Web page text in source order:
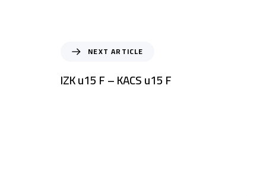
NEXT ARTICLE
IZK u15 F – KACS u15 F